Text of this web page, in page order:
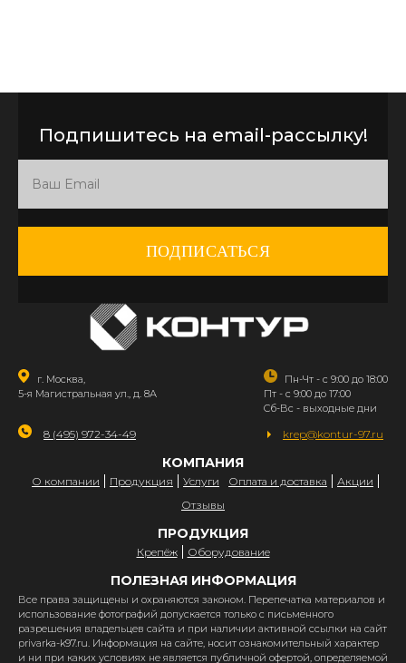
Подпишитесь на email-рассылку!
ПОДПИСАТЬСЯ
г. Москва,
5-я Магистральная ул., д. 8А
Пн-Чт - с 9:00 до 18:00
Пт - с 9:00 до 17:00
Сб-Вс - выходные дни
8 (495) 972-34-49 krep@kontur-97.ru
КОМПАНИЯ
О компании Продукция Услуги Оплата и доставка
Акции
Отзывы
ПРОДУКЦИЯ
Крепёж Оборудование
ПОЛЕЗНАЯ ИНФОРМАЦИЯ
Все права защищены и охраняются законом. Перепечатка материалов и
использование фотографий допускается только с письменного
разрешения владельцев сайта и при наличии активной ссылки на сайт
privarka-k97.ru. Информация на сайте, носит ознакомительный характер
и ни при каких условиях не является публичной офертой, определяемой